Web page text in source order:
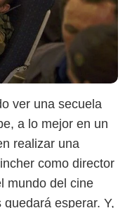
ver una secuela
a lo mejor en un
realizar una
como director
mundo del cine
esperar. Y,